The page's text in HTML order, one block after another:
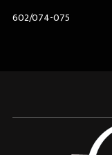
602/074-075